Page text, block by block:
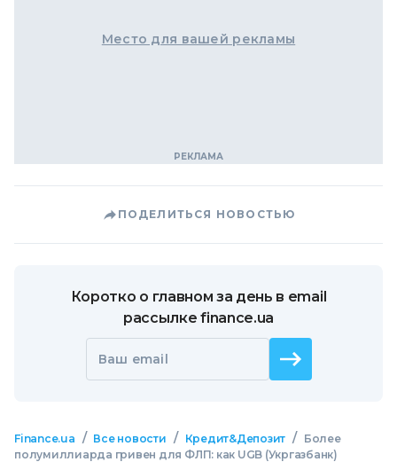
Место для вашей рекламы
ПОДЕЛИТЬСЯ НОВОСТЬЮ
Коротко о главном за день в email
рассылке finance.ua
Ваш email
Finance.ua / Все новости / Кредит&Депозит /
Более
полумиллиарда гривен для ФЛП: как UGB (Укргазбанк)